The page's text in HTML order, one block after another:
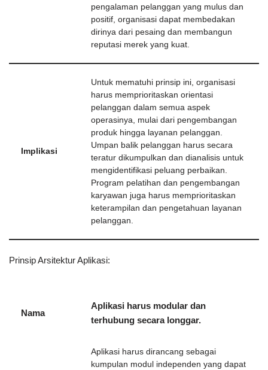
pengalaman pelanggan yang mulus dan
positif, organisasi dapat membedakan
dirinya dari pesaing dan membangun
reputasi merek yang kuat.
Implikasi
Untuk mematuhi prinsip ini, organisasi
harus memprioritaskan orientasi
pelanggan dalam semua aspek
operasinya, mulai dari pengembangan
produk hingga layanan pelanggan.
Umpan balik pelanggan harus secara
teratur dikumpulkan dan dianalisis untuk
mengidentifikasi peluang perbaikan.
Program pelatihan dan pengembangan
karyawan juga harus memprioritaskan
keterampilan dan pengetahuan layanan
pelanggan.
Prinsip Arsitektur Aplikasi:
Nama
Aplikasi harus modular dan
terhubung secara longgar.
Aplikasi harus dirancang sebagai
kumpulan modul independen yang dapat